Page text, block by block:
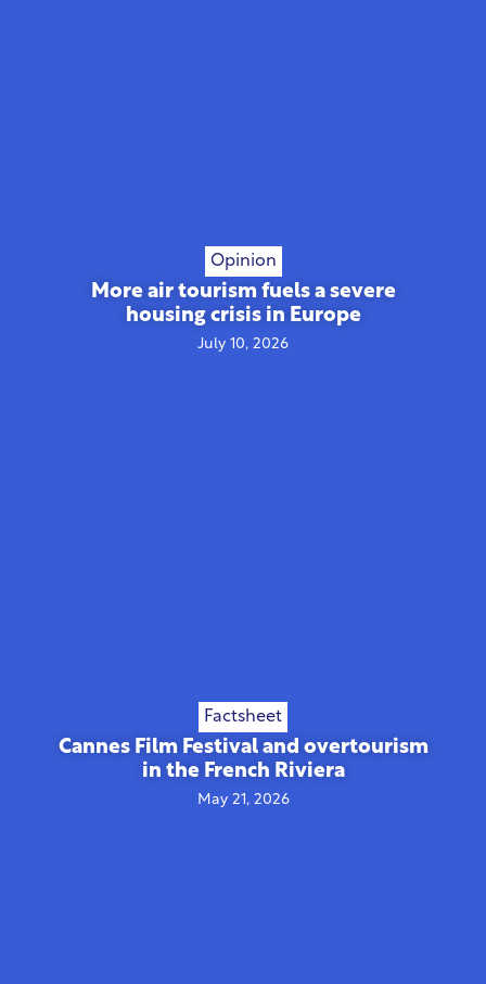
Opinion
More air tourism fuels a severe
housing crisis in Europe
July 10, 2026
Factsheet
Cannes Film Festival and overtourism
in the French Riviera
May 21, 2026